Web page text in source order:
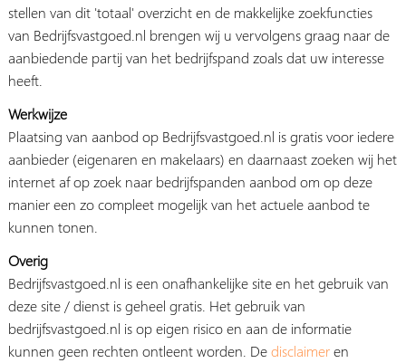
stellen van dit 'totaal' overzicht en de makkelijke zoekfuncties
van Bedrijfsvastgoed.nl brengen wij u vervolgens graag naar de
aanbiedende partij van het bedrijfspand zoals dat uw interesse
heeft.
Werkwijze
Plaatsing van aanbod op Bedrijfsvastgoed.nl is gratis voor iedere
aanbieder (eigenaren en makelaars) en daarnaast zoeken wij het
internet af op zoek naar bedrijfspanden aanbod om op deze
manier een zo compleet mogelijk van het actuele aanbod te
kunnen tonen.
Overig
Bedrijfsvastgoed.nl is een onafhankelijke site en het gebruik van
deze site / dienst is geheel gratis. Het gebruik van
bedrijfsvastgoed.nl is op eigen risico en aan de informatie
kunnen geen rechten ontleent worden. Dedisclaimeren